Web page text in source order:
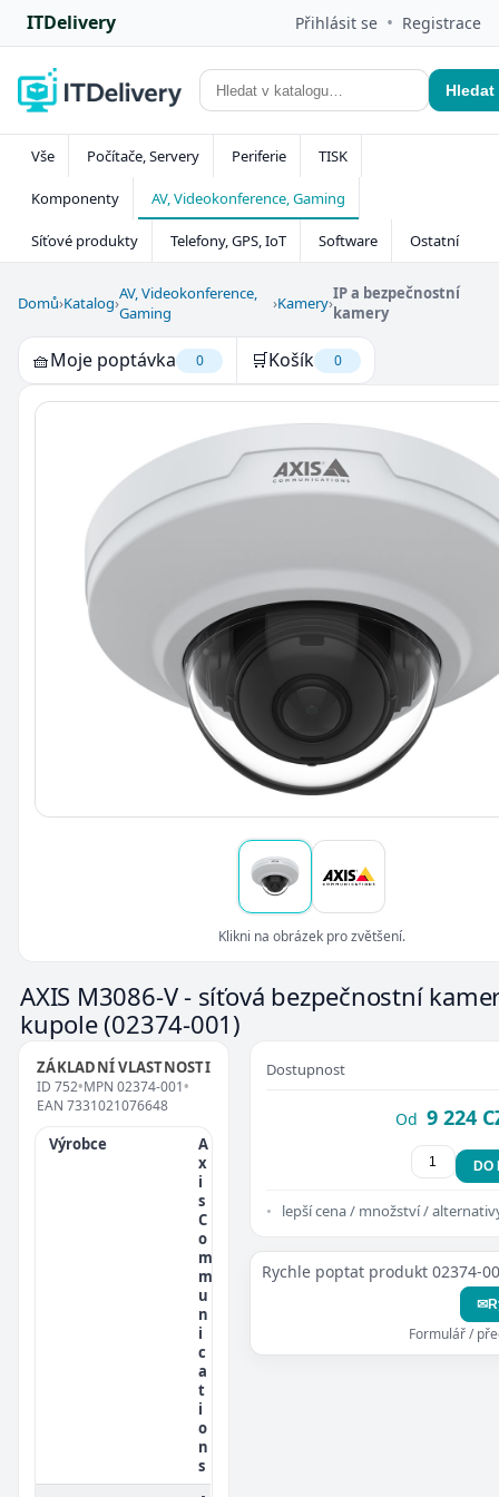
ITDelivery Přihlásit se • Registrace
Hledat
Vše Počítače, Servery Periferie TISK
Komponenty AV, Videokonference, Gaming
Síťové produkty Telefony, GPS, IoT Software Ostatní
Domů›Katalog›AV, Videokonference,
Gaming
›Kamery›IP a bezpečnostní
kamery
🧺Moje poptávka 0 🛒Košík 0
Klikni na obrázek pro zvětšení.
AXIS M3086-V - síťová bezpečnostní
kupole(02374-001)
ZÁKLADNÍ VLASTNOSTI
ID 752•MPN 02374-001•
EAN 7331021076648
Výrobce
A
x
i
s
C
o
m
m
u
n
i
c
a
t
i
o
n
s
Dostupnost
Od 9 224
DO
lepší cena / množství /
Rychle poptat produkt 02374-
✉
Formulář /